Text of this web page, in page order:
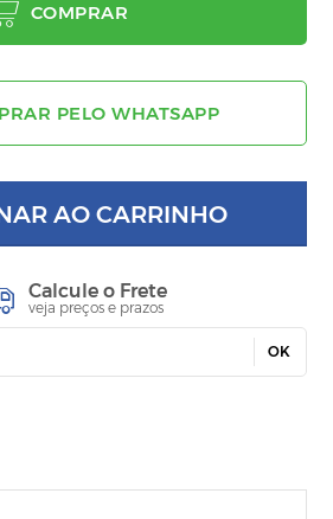
COMPRAR
PELO WHATSAPP
AO CARRINHO
Calcule o Frete
veja preços e prazos
OK